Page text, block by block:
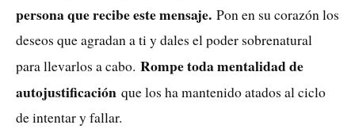
persona que recibe este mensaje. Pon en su corazón los
deseos que agradan a ti y dales el poder sobrenatural
para llevarlos a cabo. Rompe toda mentalidad de
autojustificación que los ha mantenido atados al ciclo
de intentar y fallar.